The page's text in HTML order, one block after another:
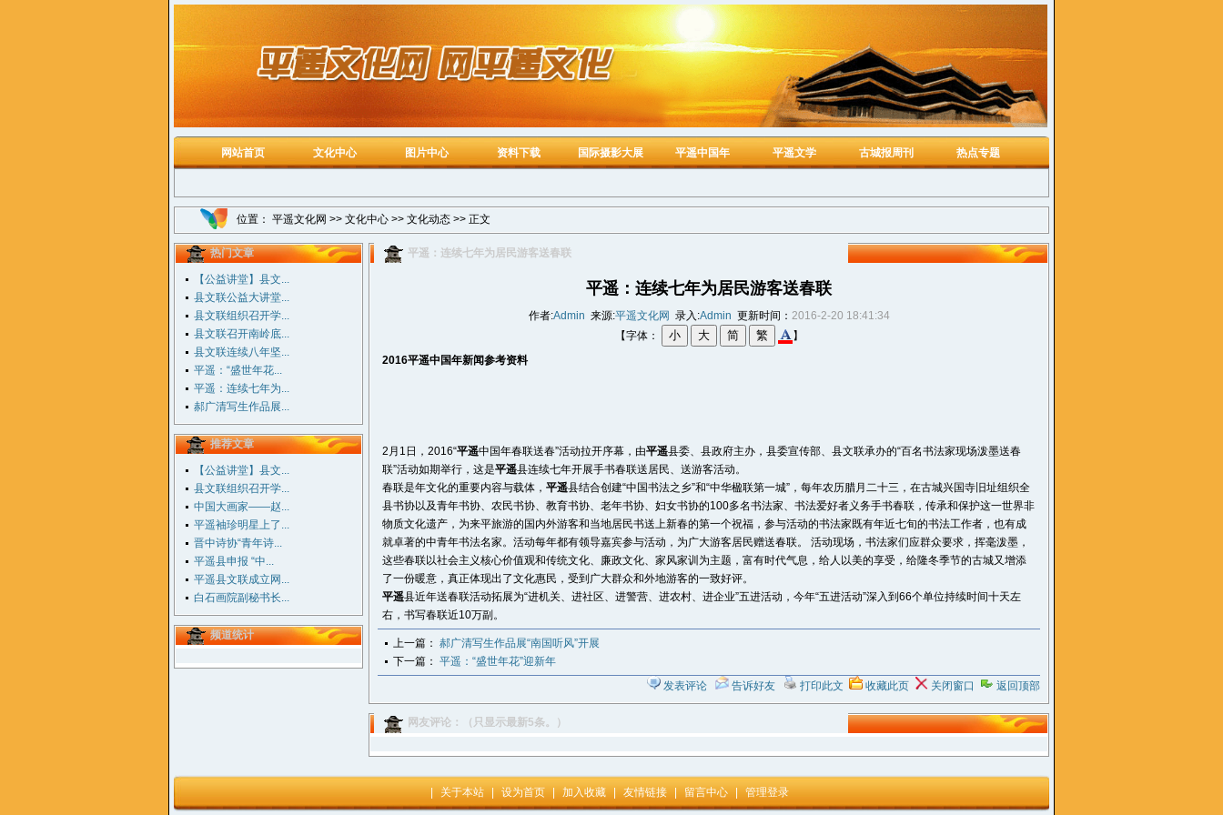
网站首页 文化中心 图片中心 资料下载 国际摄影大展 平遥中国年 平遥文学 古城报周刊 热点专题
位置： 平遥文化网 >> 文化中心 >> 文化动态 >> 正文
热门文章
【公益讲堂】县文...
县文联公益大讲堂...
县文联组织召开学...
县文联召开南岭底...
县文联连续八年坚...
平遥：“盛世年花...
平遥：连续七年为...
郝广清写生作品展...
推荐文章
【公益讲堂】县文...
县文联组织召开学...
中国大画家——赵...
平遥袖珍明星上了...
晋中诗协“青年诗...
平遥县申报 “中...
平遥县文联成立网...
白石画院副秘书长...
频道统计
平遥：连续七年为居民游客送春联
平遥：连续七年为居民游客送春联
作者:Admin 来源:平遥文化网 录入:Admin 更新时间： 2016-2-20 18:41:34
【字体：
】
2016平遥中国年新闻参考资料
2月1日，2016“平遥中国年春联送春”活动拉开序幕，由平遥县委、县政府主办，县委宣传部、县文联承办的“百名书法家现场泼墨送春
联”活动如期举行，这是平遥县连续七年开展手书春联送居民、送游客活动。
春联是年文化的重要内容与载体， 平遥县结合创建“中国书法之乡”和“中华楹联第一城”，每年农历腊月二十三，在古城兴国寺旧址组织全
县书协以及青年书协、农民书协、教育书协、老年书协、妇女书协的100多名书法家、书法爱好者义务手书春联，传承和保护这一世界非
物质文化遗产，为来平旅游的国内外游客和当地居民书送上新春的第一个祝福，参与活动的书法家既有年近七旬的书法工作者，也有成
就卓著的中青年书法名家。活动每年都有领导嘉宾参与活动，为广大游客居民赠送春联。 活动现场，书法家们应群众要求，挥毫泼墨，
这些春联以社会主义核心价值观和传统文化、廉政文化、家风家训为主题，富有时代气息，给人以美的享受，给隆冬季节的古城又增添
了一份暖意，真正体现出了文化惠民，受到广大群众和外地游客的一致好评。
平遥县近年送春联活动拓展为“进机关、进社区、进警营、进农村、进企业”五进活动，今年“五进活动”深入到66个单位持续时间十天左
右，书写春联近10万副。
上一篇： 郝广清写生作品展“南国听风”开展
下一篇： 平遥：“盛世年花”迎新年
发表评论
告诉好友 打印此文 收藏此页 关闭窗口 返回顶部
网友评论：（只显示最新5条。）
关于本站 设为首页 加入收藏 友情链接 留言中心 管理登录